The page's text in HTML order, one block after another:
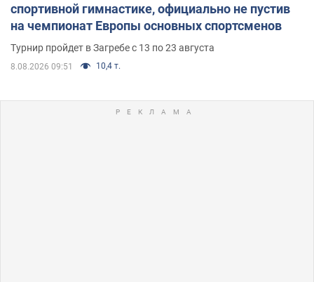
спортивной гимнастике, официально не пустив
на чемпионат Европы основных спортсменов
Турнир пройдет в Загребе с 13 по 23 августа
8.08.2026 09:51 10,4 т.